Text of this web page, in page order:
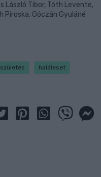
László Tibor, Tóth Levente,
Piroska, Góczán Gyuláné
születés haláleset